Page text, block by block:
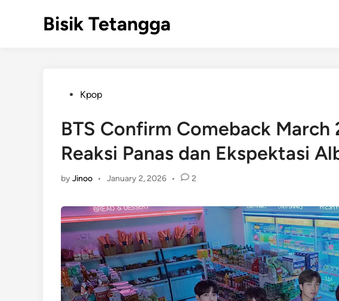
Bisik Tetangga
PostedKpop
BTS Confirm Comeback March
Reaksi Panas dan Ekspektasi
byJinoo • January 2, 2026 • 2